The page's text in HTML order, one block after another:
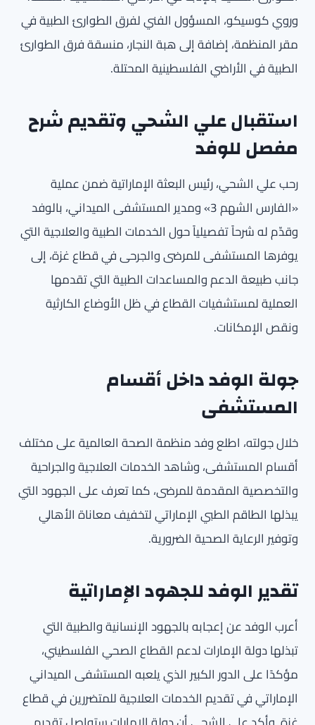
وروي كوسيكو، المسؤول الفني لفرق الطوارئ الطبية في
مقر المنظمة، إضافة إلى هبة النجار، منسقة فرق الطوارئ
الطبية في الأراضي الفلسطينية المحتلة.
استقبال علي الشحي وتقديم شرح
مفصل للوفد
رحب علي الشحي، رئيس البعثة الإماراتية ضمن عملية
«الفارس الشهم 3» ومدير المستشفى الميداني، بالوفد
وقدّم له شرحاً تفصيلياً حول الخدمات الطبية والعلاجية التي
يوفرها المستشفى للمرضى والجرحى في قطاع غزة، إلى
جانب طبيعة الدعم والمساعدات الطبية التي تقدمها
العملية لمستشفيات القطاع في ظل الأوضاع الكارثية
ونقص الإمكانات.
جولة الوفد داخل أقسام
المستشفى
خلال جولته، اطلع وفد منظمة الصحة العالمية على مختلف
أقسام المستشفى، وشاهد الخدمات العلاجية والجراحية
والتخصصية المقدمة للمرضى، كما تعرف على الجهود التي
يبذلها الطاقم الطبي الإماراتي لتخفيف معاناة الأهالي
وتوفير الرعاية الصحية الضرورية.
تقدير الوفد للجهود الإماراتية
أعرب الوفد عن إعجابه بالجهود الإنسانية والطبية التي
تبذلها دولة الإمارات لدعم القطاع الصحي الفلسطيني،
مؤكدًا على الدور الكبير الذي يلعبه المستشفى الميداني
الإماراتي في تقديم الخدمات العلاجية للمتضررين في قطاع